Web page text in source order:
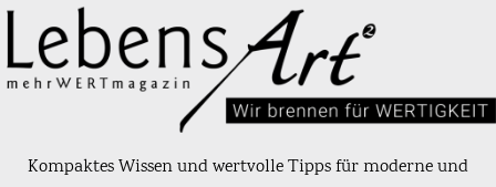
Kompaktes Wissen und wertvolle Tipps für moderne und